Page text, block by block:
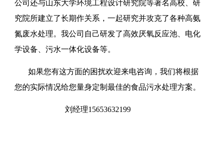
公司还与山东大学环境工程设计研究院等著名高校、研
究院所建立了长期作关系，一起研究并攻克了各种高氨
氮废水处理。我公司自己研发了高效厌氧反应池、电化
学设备、污水一体化设备等。
如果您有这方面的困扰欢迎来电咨询，我们将根据
您的实际情况给您量身定制最佳的食品污水处理方案。
刘经理15653632199